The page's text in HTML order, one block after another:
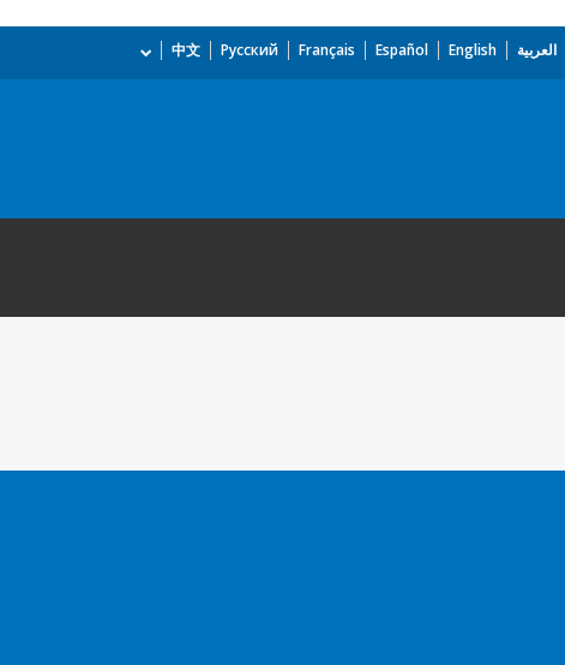
العربية English
Español
Français
Русский
中文